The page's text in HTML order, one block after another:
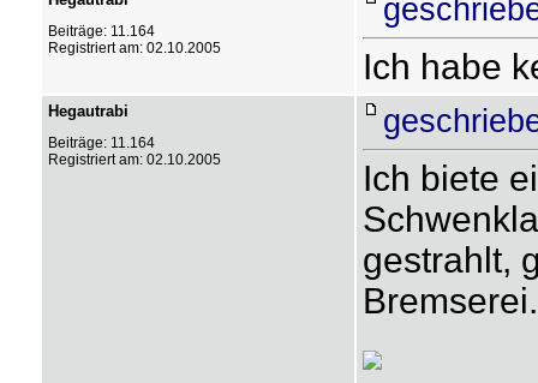
Beiträge: 11.164
Registriert am: 02.10.2005
Ich habe
Hegautrabi
Beiträge: 11.164
Registriert am: 02.10.2005
Ich biete
gestrahlt,
Bremserei.